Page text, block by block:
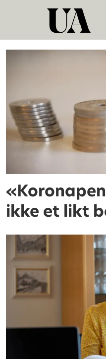
Tag:
ikke et likt